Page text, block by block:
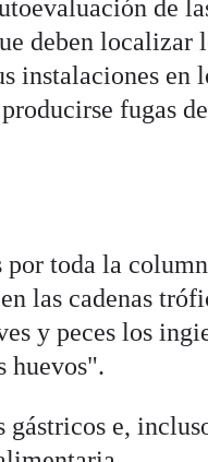
de
deben localizar
instalaciones en
fugas de
por toda la
las cadenas
y peces los
huevos".
gástricos e,